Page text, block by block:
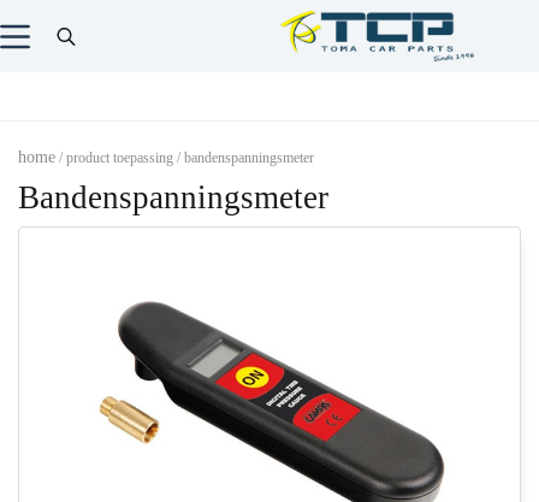
home / product toepassing / bandenspanningsmeter
Bandenspanningsmeter